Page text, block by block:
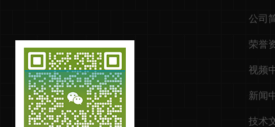
公司
荣誉
视频
新闻
技术